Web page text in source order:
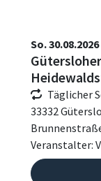
So. 30.08.2026
Täglicher
33332
Veranstalter: